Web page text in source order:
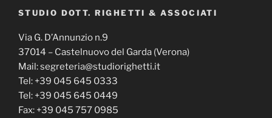
STUDIO DOTT. RIGHETTI & ASSOCIATI
Via G. D’Annunzio n.9
37014 – Castelnuovo del Garda (Verona)
Mail: segreteria@studiorighetti.it
Tel: +39 045 645 0333
Tel: +39 045 645 0449
Fax: +39 045 757 0985